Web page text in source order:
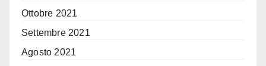
Ottobre 2021
Settembre 2021
Agosto 2021